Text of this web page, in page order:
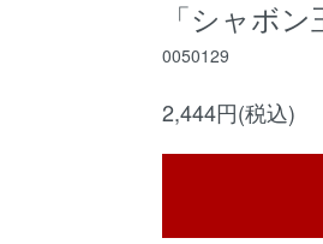
「シャボ
0050129
2,444円(税込)